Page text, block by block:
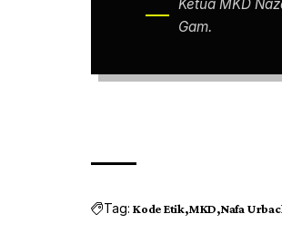
Ketua MKD
Gam.
Tag: Kode Etik MKD Nafa